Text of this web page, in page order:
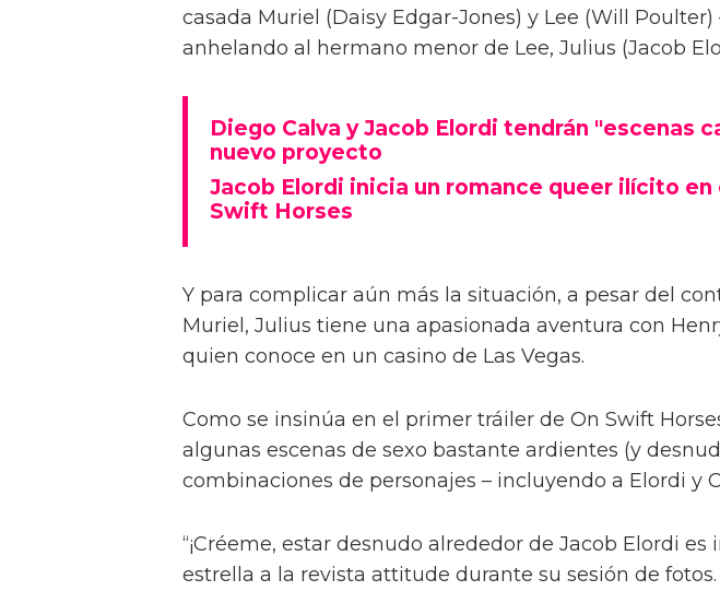
casada Muriel (Daisy Edgar-Jones) y Lee (Will Poulter)
anhelando al hermano menor de Lee, Julius (Jacob
Diego Calva y Jacob Elordi tendrán "escenas
nuevo proyecto
Jacob Elordi inicia un romance queer ilícito en
Swift Horses
Y para complicar aún más la situación, a pesar del
Muriel, Julius tiene una apasionada aventura con
quien conoce en un casino de Las Vegas.
Como se insinúa en el primer tráiler de On Swift
algunas escenas de sexo bastante ardientes (y
combinaciones de personajes – incluyendo a Elordi y
“¡Créeme, estar desnudo alrededor de Jacob Elordi
estrella a la revista attitude durante su sesión de fotos.